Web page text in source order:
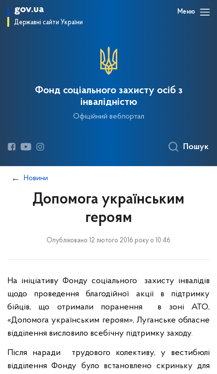
gov.ua
Державні сайти України
Меню
Фонд соціального захисту осіб з
інвалідністю
Офіційний вебпортал
Пошук
Новини
Допомога українським
героям
Опубліковано 12 лютого 2016 року о 10:46
На ініціативу Фонду соціального
захисту інвалідів
щодо проведення благодійної акції в підтримку
бійців, що отримали поранення
в зоні АТО,
«Допомога українським героям», Луганське обласне
відділення висловило всебічну підтримку заходу.
Після наради
трудового колективу, у вестибюлі
відділення Фонду було встановлено скриньку для